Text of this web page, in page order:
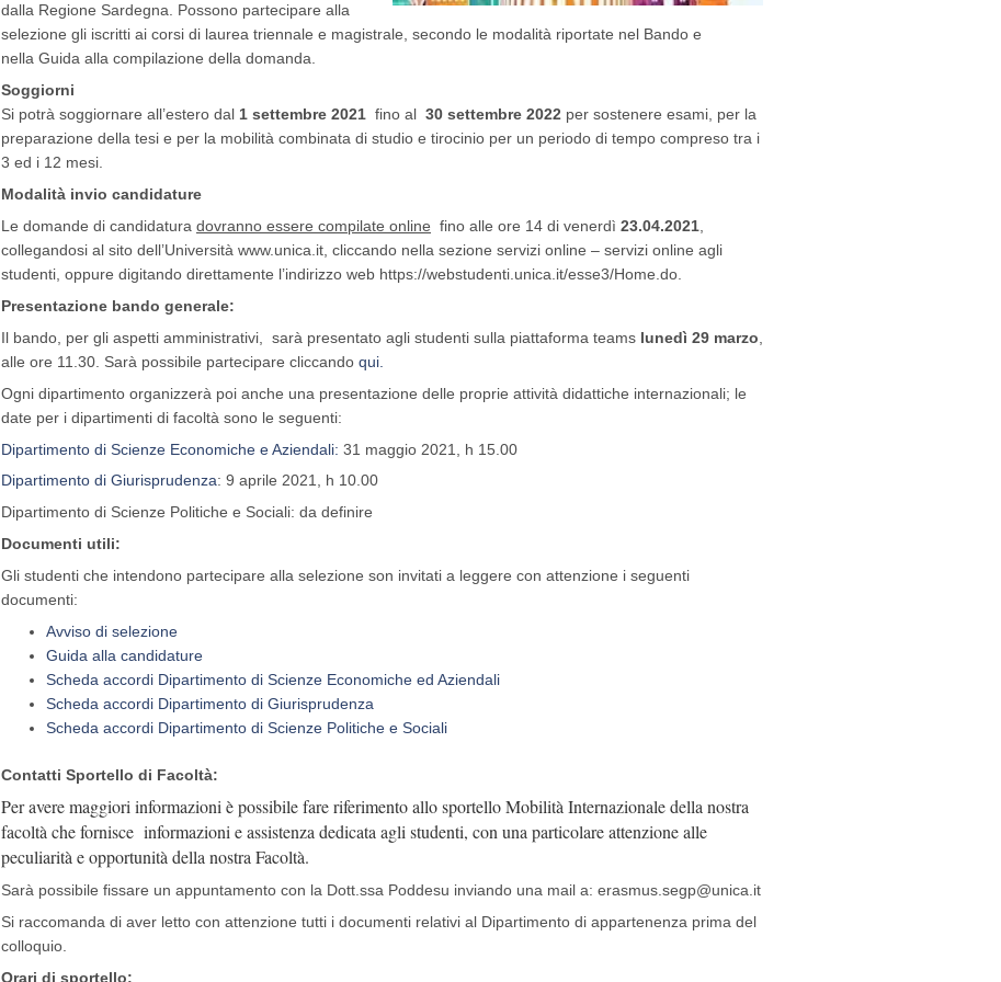
dalla Regione Sardegna. Possono partecipare alla
selezione gli iscritti ai corsi di laurea triennale e magistrale, secondo le modalità riportate nel Bando e
nella Guida alla compilazione della domanda.
Soggiorni
Si potrà soggiornare all’estero dal 1 settembre 2021 fino al 30 settembre 2022 per sostenere esami, per la
preparazione della tesi e per la mobilità combinata di studio e tirocinio per un periodo di tempo compreso tra i
3 ed i 12 mesi.
Modalità invio candidature
Le domande di candidatura dovranno essere compilate online fino alle ore 14 di venerdì 23.04.2021
collegandosi al sito dell’Università www.unica.it, cliccando nella sezione servizi online – servizi online agli
studenti, oppure digitando direttamente l’indirizzo web https://webstudenti.unica.it/esse3/Home.do.
Presentazione bando generale:
Il bando, per gli aspetti amministrativi, sarà presentato agli studenti sulla piattaforma teams lunedì 29 marzo
alle ore 11.30. Sarà possibile partecipare cliccando qui.
Ogni dipartimento organizzerà poi anche una presentazione delle proprie attività didattiche internazionali; le
date per i dipartimenti di facoltà sono le seguenti:
Dipartimento di Scienze Economiche e Aziendali: 31 maggio 2021, h 15.00
Dipartimento di Giurisprudenza: 9 aprile 2021, h 10.00
Dipartimento di Scienze Politiche e Sociali: da definire
Documenti utili:
Gli studenti che intendono partecipare alla selezione son invitati a leggere con attenzione i seguenti
documenti:
Avviso di selezione
Guida alla candidature
Scheda accordi Dipartimento di Scienze Economiche ed Aziendali
Scheda accordi Dipartimento di Giurisprudenza
Scheda accordi Dipartimento di Scienze Politiche e Sociali
Contatti Sportello di Facoltà:
Per avere maggiori informazioni è possibile fare riferimento allo sportello Mobilità Internazionale della nostra
facoltà che fornisce informazioni e assistenza dedicata agli studenti, con una particolare attenzione alle
peculiarità e opportunità della nostra Facoltà.
Sarà possibile fissare un appuntamento con la Dott.ssa Poddesu inviando una mail a: erasmus.segp@unica.it
Si raccomanda di aver letto con attenzione tutti i documenti relativi al Dipartimento di appartenenza prima del
colloquio.
Orari di sportello: